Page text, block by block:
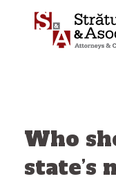
Who
state’s